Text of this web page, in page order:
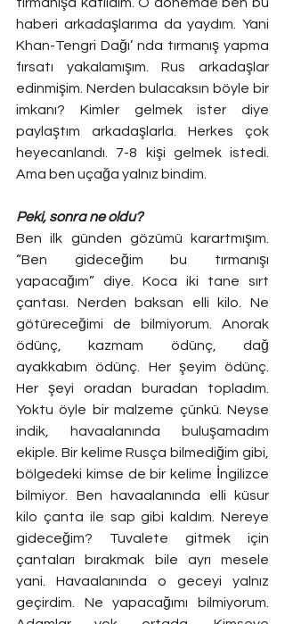
haberi arkadaşlarıma da yaydım. Yani
Khan-Tengri Dağı’ nda tırmanış yapma
fırsatı yakalamışım. Rus arkadaşlar
edinmişim. Nerden bulacaksın böyle bir
imkanı? Kimler gelmek ister diye
paylaştım arkadaşlarla. Herkes çok
heyecanlandı. 7-8 kişi gelmek istedi.
Ama ben uçağa yalnız bindim.
Peki, sonra ne oldu?
Ben ilk günden gözümü karartmışım.
“Ben gideceğim bu tırmanışı
yapacağım” diye. Koca iki tane sırt
çantası. Nerden baksan elli kilo. Ne
götüreceğimi de bilmiyorum. Anorak
ödünç, kazmam ödünç, dağ
ayakkabım ödünç. Her şeyim ödünç.
Her şeyi oradan buradan topladım.
Yoktu öyle bir malzeme çünkü. Neyse
indik, havaalanında buluşamadım
ekiple. Bir kelime Rusça bilmediğim gibi,
bölgedeki kimse de bir kelime İngilizce
bilmiyor. Ben havaalanında elli küsur
kilo çanta ile sap gibi kaldım. Nereye
gideceğim? Tuvalete gitmek için
çantaları bırakmak bile ayrı mesele
yani. Havaalanında o geceyi yalnız
geçirdim. Ne yapacağımı bilmiyorum.